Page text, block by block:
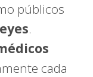
públicos
.
cada